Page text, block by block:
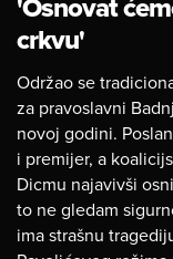
crkvu'
Održao se
za pravoslavni
novoj godini.
i premijer, a
Dicmu najavivši
to ne gledam
ima strašnu